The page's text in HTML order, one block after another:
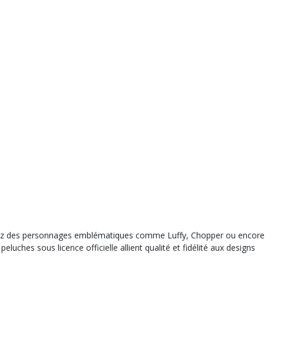
personnages emblématiques comme Luffy, Chopper ou encore
sous licence officielle allient qualité et fidélité aux designs